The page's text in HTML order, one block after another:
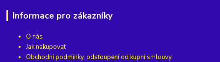
Informace pro zákazníky
O nás
Jak nakupovat
Obchodní podmínky, odstoupení od kupní smlouvy